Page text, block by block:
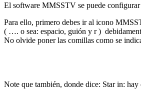
El software MMSSTV se puede
Para ello, primero debes ir al icono
( …. o sea: espacio, guión y r )
No olvide poner las comillas como se
Note que también, donde dice: Star in: